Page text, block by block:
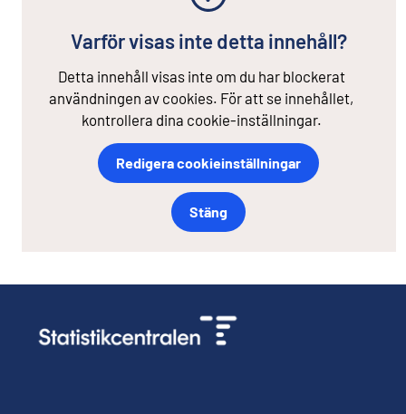
Varför visas inte detta innehåll?
Detta innehåll visas inte om du har blockerat
användningen av cookies. För att se innehållet,
kontrollera dina cookie-inställningar.
Redigera cookieinställningar
Stäng